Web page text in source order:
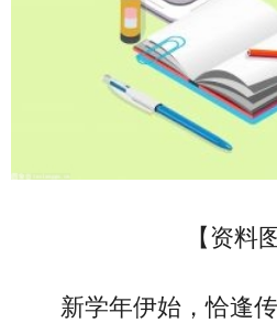
【资料
新学年伊始，恰逢